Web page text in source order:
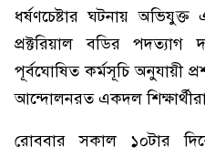
ধর্ষণচেষ্টার ঘটনায় অভিযুক্ত
প্রক্টরিয়াল বডির পদত্যাগ
পূর্বঘোষিত কর্মসূচি অনুযায়ী
আন্দোলনরত একদল
রোববার সকাল ১০টার